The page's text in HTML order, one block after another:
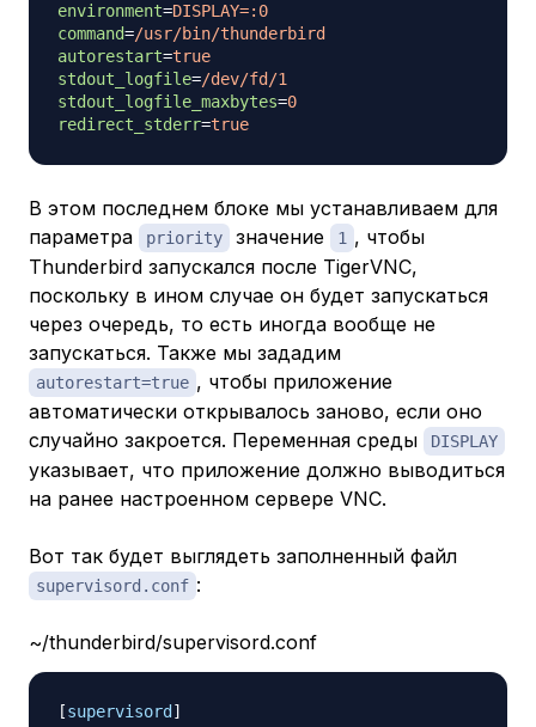
environment=DISPLAY=:0
command=/usr/bin/thunderbird
autorestart=true
stdout_logfile=/dev/fd/1
stdout_logfile_maxbytes=0
redirect_stderr=true
В этом последнем блоке мы устанавливаем для
параметра
priority значение 1 , чтобы
Thunderbird запускался после TigerVNC,
поскольку в ином случае он будет запускаться
через очередь, то есть иногда вообще не
запускаться. Также мы зададим
autorestart=true , чтобы приложение
автоматически открывалось заново, если оно
случайно закроется. Переменная среды
DISPLAY
указывает, что приложение должно выводиться
на ранее настроенном сервере VNC.
Вот так будет выглядеть заполненный файл
supervisord.conf :
~/thunderbird/supervisord.conf
[supervisord ]